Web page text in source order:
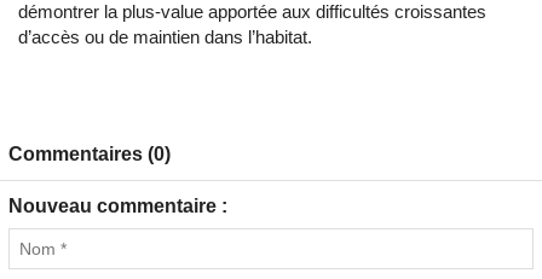
démontrer la plus-value apportée aux difficultés croissantes
d’accès ou de maintien dans l’habitat.
Commentaires (0)
Nouveau commentaire :